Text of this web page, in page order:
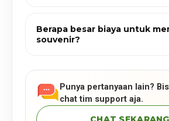
Berapa besar biaya untuk
souvenir?
Punya pertanyaan lain?
chat tim support aja.